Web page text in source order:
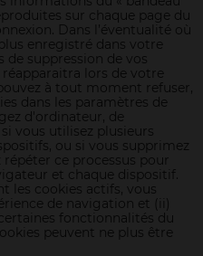
sur chaque page du
Dans l’éventualité où
enregistré dans votre
de suppression de vos
réapparaitra lors de votre
à tout moment refuser,
dans les paramètres de
d'ordinateur, de
vous utilisez plusieurs
ou si vous supprimez
répéter ce processus pour
et chaque dispositif.
les cookies actifs, vous
de navigation et (ii)
fonctionnalités du
peuvent ne plus être